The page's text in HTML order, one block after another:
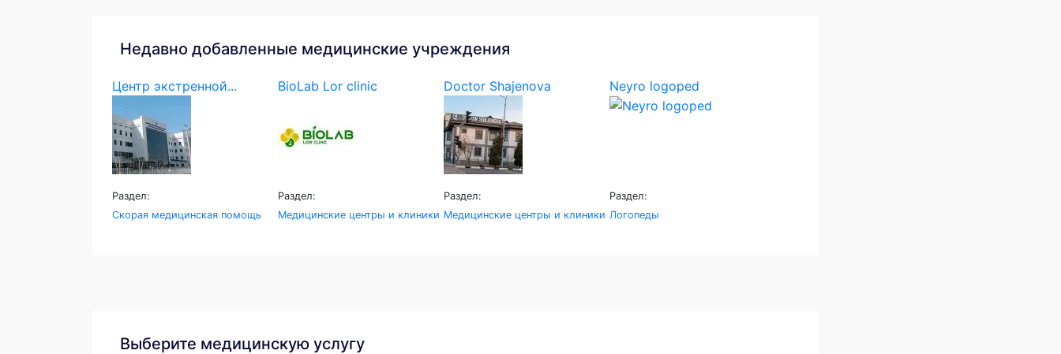
Недавно добавленные медицинские учреждения
Центр экстренной...
Раздел:
Скорая медицинская помощь
BioLab Lor clinic
Раздел:
Медицинские центры и клиники
Doctor Shajenova
Раздел:
Медицинские центры и клиники
Neyro logoped
Раздел:
Логопеды
Выберите медицинскую услугу